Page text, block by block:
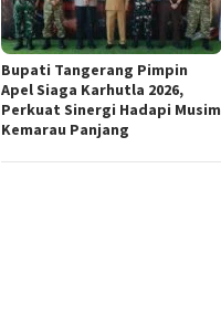
Bupati Tangerang Pimpin
Apel Siaga Karhutla 2026,
Perkuat Sinergi Hadapi Musim
Kemarau Panjang